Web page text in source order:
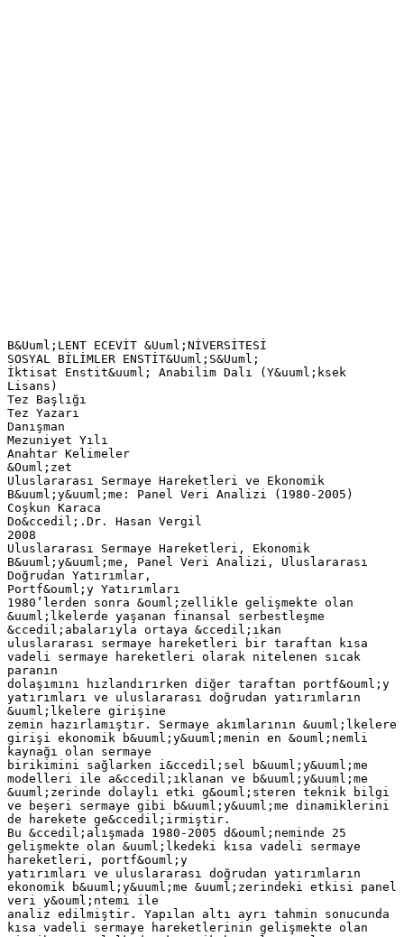
B&Uuml;LENT ECEVİT &Uuml;NİVERSİTESİ
SOSYAL BİLİMLER ENSTİT&Uuml;S&Uuml;
İktisat Enstit&uuml; Anabilim Dalı (Y&uuml;ksek
Lisans)
Tez Başlığı
Tez Yazarı
Danışman
Mezuniyet Yılı
Anahtar Kelimeler
&Ouml;zet
Uluslararası Sermaye Hareketleri ve Ekonomik
B&uuml;y&uuml;me: Panel Veri Analizi (1980-2005)
Coşkun Karaca
Do&ccedil;.Dr. Hasan Vergil
2008
Uluslararası Sermaye Hareketleri, Ekonomik
B&uuml;y&uuml;me, Panel Veri Analizi, Uluslararası
Doğrudan Yatırımlar,
Portf&ouml;y Yatırımları
1980’lerden sonra &ouml;zellikle gelişmekte olan
&uuml;lkelerde yaşanan finansal serbestleşme
&ccedil;abalarıyla ortaya &ccedil;ıkan
uluslararası sermaye hareketleri bir taraftan kısa
vadeli sermaye hareketleri olarak nitelenen sıcak
paranın
dolaşımını hızlandırırken diğer taraftan portf&ouml;y
yatırımları ve uluslararası doğrudan yatırımların
&uuml;lkelere girişine
zemin hazırlamıştır. Sermaye akımlarının &uuml;lkelere
girişi ekonomik b&uuml;y&uuml;menin en &ouml;nemli
kaynağı olan sermaye
birikimini sağlarken i&ccedil;sel b&uuml;y&uuml;me
modelleri ile a&ccedil;ıklanan ve b&uuml;y&uuml;me
&uuml;zerinde dolaylı etki g&ouml;steren teknik bilgi
ve beşeri sermaye gibi b&uuml;y&uuml;me dinamiklerini
de harekete ge&ccedil;irmiştir.
Bu &ccedil;alışmada 1980-2005 d&ouml;neminde 25
gelişmekte olan &uuml;lkedeki kısa vadeli sermaye
hareketleri, portf&ouml;y
yatırımları ve uluslararası doğrudan yatırımların
ekonomik b&uuml;y&uuml;me &uuml;zerindeki etkisi panel
veri y&ouml;ntemi ile
analiz edilmiştir. Yapılan altı ayrı tahmin sonucunda
kısa vadeli sermaye hareketlerinin gelişmekte olan